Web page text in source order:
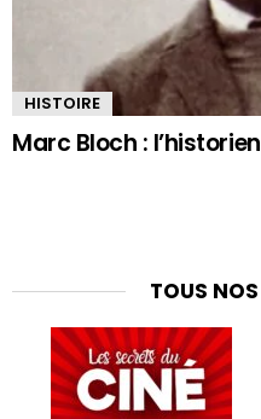
HISTOIRE
Marc Bloch :
TOUS